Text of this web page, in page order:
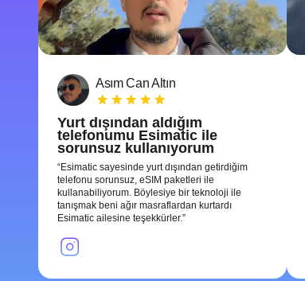
Asım Can Altın
Yurt dışından aldığım
telefonumu Esimatic ile
sorunsuz kullanıyorum
Esimatic sayesinde yurt dışından getirdiğim
telefonu sorunsuz, eSIM paketleri ile
kullanabiliyorum. Böylesiye bir teknoloji ile
tanışmak beni ağır masraflardan kurtardı
Esimatic ailesine teşekkürler.